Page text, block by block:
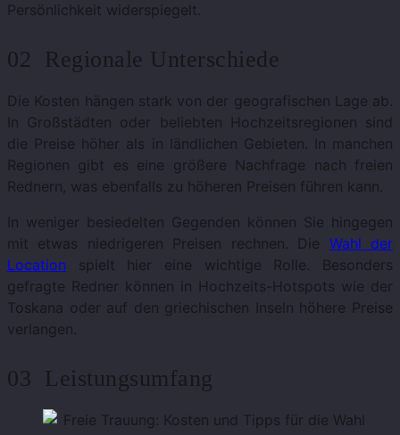
Persönlichkeit widerspiegelt.
02 Regionale Unterschiede
Die Kosten hängen stark von der geografischen Lage ab.
In Großstädten oder beliebten Hochzeitsregionen sind
die Preise höher als in ländlichen Gebieten. In manchen
Regionen gibt es eine größere Nachfrage nach freien
Rednern, was ebenfalls zu höheren Preisen führen kann.
In weniger besiedelten Gegenden können Sie hingegen
mit etwas niedrigeren Preisen rechnen. Die Wahl der
Location spielt hier eine wichtige Rolle. Besonders
gefragte Redner können in Hochzeits-Hotspots wie der
Toskana oder auf den griechischen Inseln höhere Preise
verlangen.
03 Leistungsumfang